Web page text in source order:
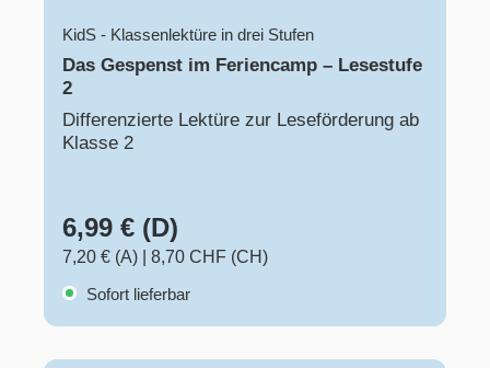
KidS - Klassenlektüre in drei Stufen
Das Gespenst im Feriencamp – Lesestufe
2
Differenzierte Lektüre zur Leseförderung ab
Klasse 2
6,99 € (D)
7,20 € (A)
8,70 CHF (CH)
Sofort lieferbar